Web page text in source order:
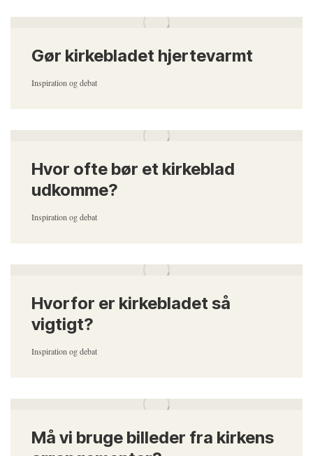
Gør kirkebladet hjertevarmt
Inspiration og debat
Hvor ofte bør et kirkeblad
udkomme?
Inspiration og debat
Hvorfor er kirkebladet så
vigtigt?
Inspiration og debat
Må vi bruge billeder fra kirkens